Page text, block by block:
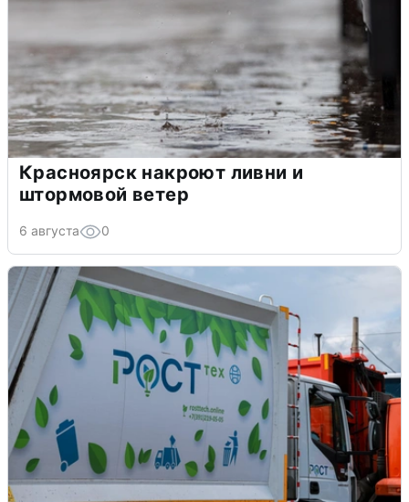
Красноярск накроют ливни и
штормовой ветер
6 августа 0